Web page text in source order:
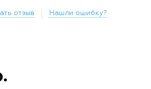
отзыв
Нашли ошибку?